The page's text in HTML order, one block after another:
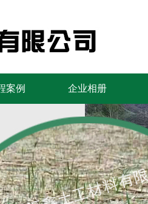
案例 企业相册